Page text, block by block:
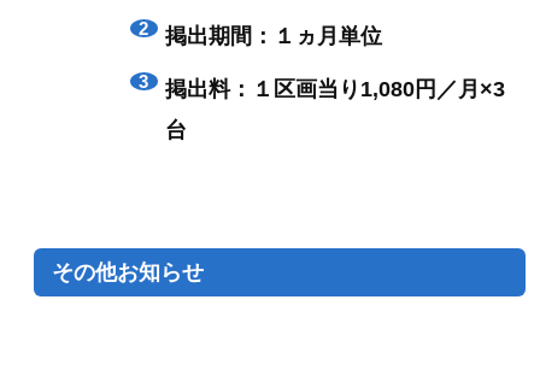
掲出期間：１ヵ月単位
掲出料：１区画当り1,080円／月×3
台
その他お知らせ